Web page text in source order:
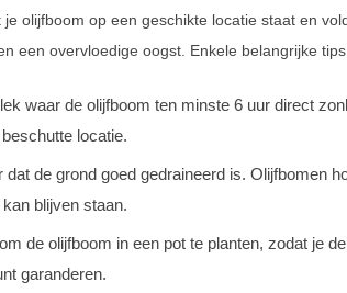
olijfboom op een geschikte locatie staat en
een overvloedige oogst. Enkele belangrijke
waar de olijfboom ten minste 6 uur direct
locatie.
dat de grond goed gedraineerd is. Olijfbomen
blijven staan.
de olijfboom in een pot te planten, zodat je
garanderen.